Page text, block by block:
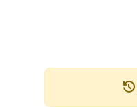
history